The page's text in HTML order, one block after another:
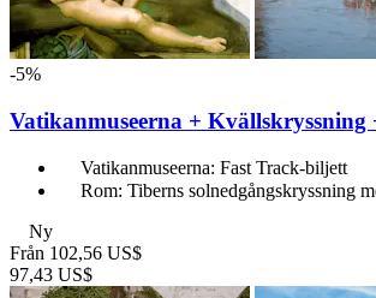
-5%
Vatikanmuseerna +
Vatikanmuseerna: Fast Track-biljett
Rom: Tiberns solnedgångskryssning
Ny
Från 102,56 US$
97,43 US$